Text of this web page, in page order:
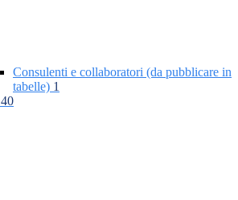
Consulenti e collaboratori (da pubblicare in
tabelle) 1
40